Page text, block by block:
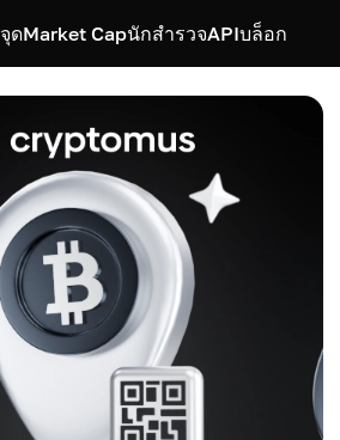
จุดMarket CapนักสำรวจAPIบล็อก